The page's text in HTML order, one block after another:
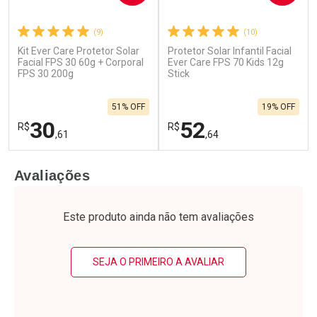
Por R$ 69,90/cada
Comprar sem Desconto
Por R$ 69,90/cada
Comprar sem Desconto
(9)
Kit Ever Care Protetor Solar
Facial FPS 30 60g + Corporal
FPS 30 200g
R$30,61
51% OFF
Laboratório
Por Menos
(10)
Protetor Solar Infantil Facial
Ever Care FPS 70 Kids 12g
Stick
R$52,64
19% OFF
Laboratório
Por Menos
Avaliações
Este produto ainda não tem avaliações
SEJA O PRIMEIRO A AVALIAR